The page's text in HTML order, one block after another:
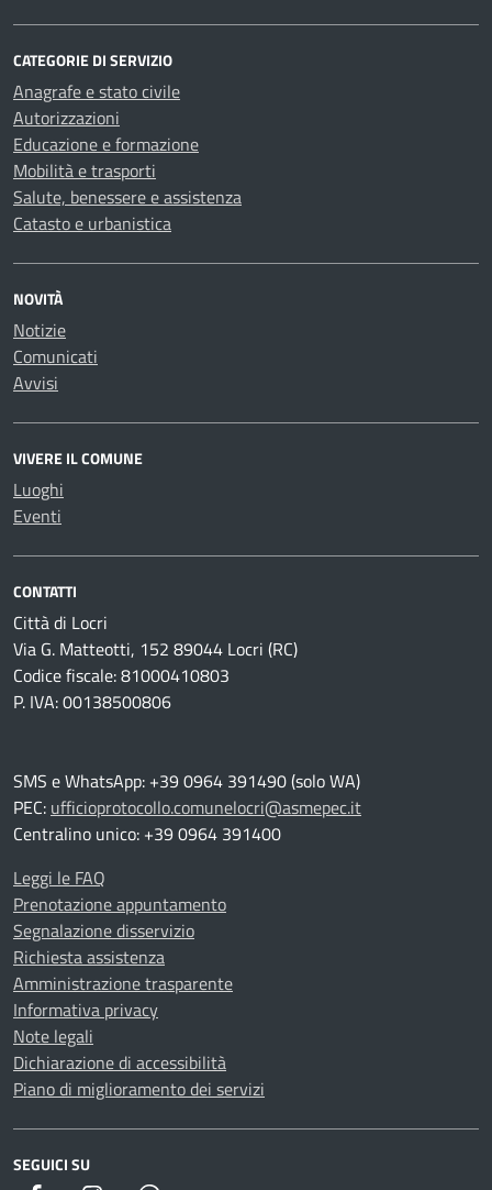
CATEGORIE DI SERVIZIO
Anagrafe e stato civile
Autorizzazioni
Educazione e formazione
Mobilità e trasporti
Salute, benessere e assistenza
Catasto e urbanistica
NOVITÀ
Notizie
Comunicati
Avvisi
VIVERE IL COMUNE
Luoghi
Eventi
CONTATTI
Città di Locri
Via G. Matteotti, 152 89044 Locri (RC)
Codice fiscale: 81000410803
P. IVA: 00138500806
SMS e WhatsApp: +39 0964 391490 (solo WA)
PEC: ufficioprotocollo.comunelocri@asmepec.it
Centralino unico: +39 0964 391400
Leggi le FAQ
Prenotazione appuntamento
Segnalazione disservizio
Richiesta assistenza
Amministrazione trasparente
Informativa privacy
Note legali
Dichiarazione di accessibilità
Piano di miglioramento dei servizi
SEGUICI SU